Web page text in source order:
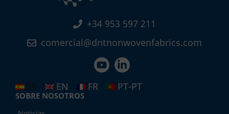
+34 953 597 211
comercial@dntnonwovenfabrics.com
ES EN FR PT-PT
SOBRE NOSOTROS